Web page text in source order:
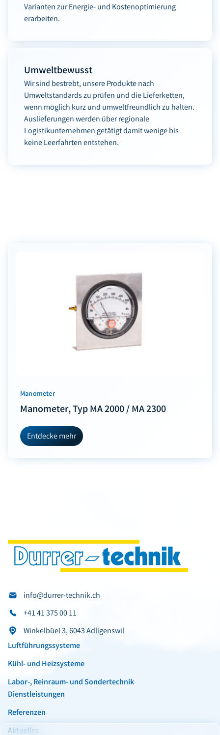
Varianten zur Energie- und Kostenoptimierung
erarbeiten.
Umweltbewusst
Wir sind bestrebt, unsere Produkte nach
Umweltstandards zu prüfen und die Lieferketten,
wenn möglich kurz und umweltfreundlich zu halten.
Auslieferungen werden über regionale
Logistikunternehmen getätigt damit wenige bis
keine Leerfahrten entstehen.
Manometer
Manometer, Typ MA 2000 / MA 2300
Entdecke mehr
info@durrer-technik.ch
+41 41 375 00 11
Winkelbüel 3, 6043 Adligenswil
Luftführungssysteme
Kühl- und Heizsysteme
Labor-, Reinraum- und Sondertechnik
Dienstleistungen
Referenzen
Aktuelles